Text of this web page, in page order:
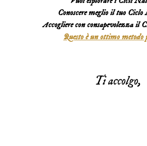
Conoscere meglio il tuo Ciclo
Accogliere con consapevolezza il
Questo è un ottimo metodo
Ti accolgo,